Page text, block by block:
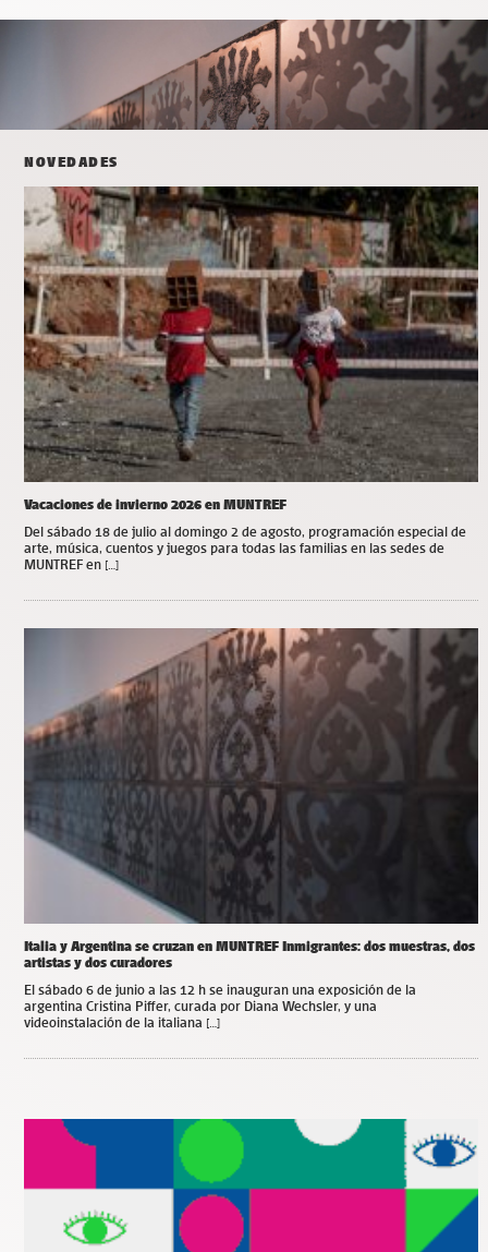
NOVEDADES
Vacaciones de invierno 2026 en MUNTREF
Del sábado 18 de julio al domingo 2 de agosto, programación especial de
arte, música, cuentos y juegos para todas las familias en las sedes de
MUNTREF en […]
Italia y Argentina se cruzan en MUNTREF Inmigrantes: dos muestras, dos
artistas y dos curadores
El sábado 6 de junio a las 12 h se inauguran una exposición de la
argentina Cristina Piffer, curada por Diana Wechsler, y una
videoinstalación de la italiana […]